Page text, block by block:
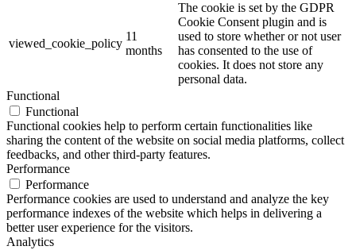
viewed_cookie_policy
11
months
The cookie is set by the GDPR
Cookie Consent plugin and is
used to store whether or not user
has consented to the use of
cookies. It does not store any
personal data.
Functional
Functional
Functional cookies help to perform certain functionalities like
sharing the content of the website on social media platforms, collect
feedbacks, and other third-party features.
Performance
Performance
Performance cookies are used to understand and analyze the key
performance indexes of the website which helps in delivering a
better user experience for the visitors.
Analytics